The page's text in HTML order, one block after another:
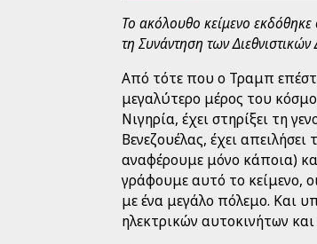
Το ακόλουθο κείμενο
τη Συνάντηση των
Από τότε που ο Τραμπ
μεγαλύτερο μέρος του
Νιγηρία, έχει στηρίξει τη
Βενεζουέλας, έχει
αναφέρουμε μόνο κάποια)
γράφουμε αυτό το κείμενο,
με ένα μεγάλο πόλεμο. Και
ηλεκτρικών αυτοκινήτων